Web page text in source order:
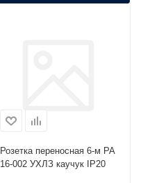
Розетка переносная 6-м РА
16-002 УХЛЗ каучук IP20